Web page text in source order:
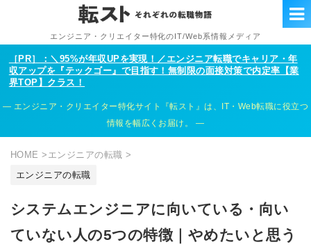
エンジニア・クリエイター特化のIT/Web系情報メディア
［PR］：＼95%が年収UPを実現！／エンジニア転職でキャリア・年
収アップを『テックゴー』で目指す！無制限の面接対策で内定率【業
界TOP】クラス！
エンジニア・クリエイター特化サイト『転スト』は、IT・Web転職に役立つ
情報を幅広くお届け。
HOME > エンジニアの転職 >
エンジニアの転職
システムエンジニアに向いている・向い
ていない人の5つの特徴｜やめたいと思う